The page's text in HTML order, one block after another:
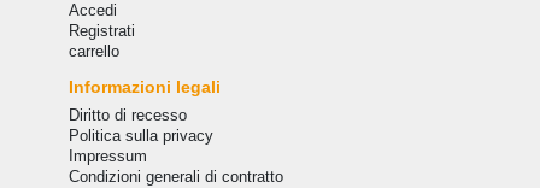
Accedi
Registrati
carrello
Informazioni legali
Diritto di recesso
Politica sulla privacy
Impressum
Condizioni generali di contratto